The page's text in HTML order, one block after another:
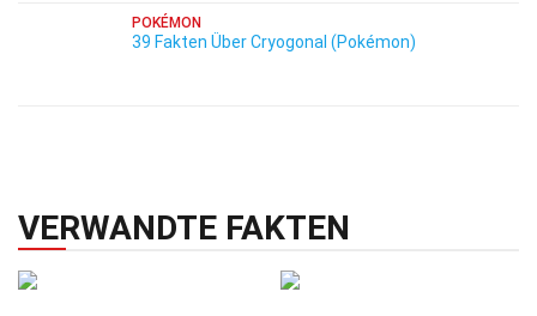
POKÉMON
39 Fakten Über Cryogonal (Pokémon)
VERWANDTE FAKTEN